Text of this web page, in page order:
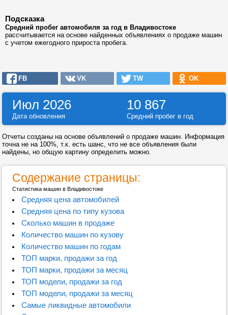
Подсказка
Средний пробег автомобиля за год в Владивостоке
рассчитывается на основе найденных объявлениях о продаже машин
с учетом ежегодного прироста пробега.
FB VK TW OK
Июл 2026 10 867
Дата обновления Средний пробег в год
Отчеты созданы на основе объявлений о продаже машин. Информация
точна не на 100%, т.к. есть шанс, что не все объявления были
найдены, но общую картину определить можно.
Содержание страницы:
Статистика машин в Владивостоке
Средняя цена автомобилей
Средняя цена по типу кузова
Сколько машин в продаже
Количество машин по кузову
Количество машин по годам
ТОП марки, продажи за год
ТОП марки, продажи за месяц
ТОП модели, продажи за год
ТОП модели, продажи за месяц
Самые ликвидные автомобили